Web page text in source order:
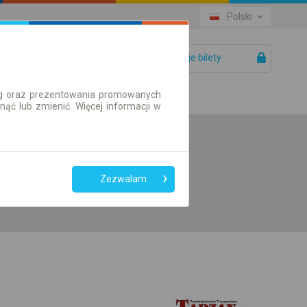
Polski
Twoje bilety
przesiadek
Tylko bilet online
oraz prezentowania promowanych
lub zmienić. Więcej informacji w
Zezwalam